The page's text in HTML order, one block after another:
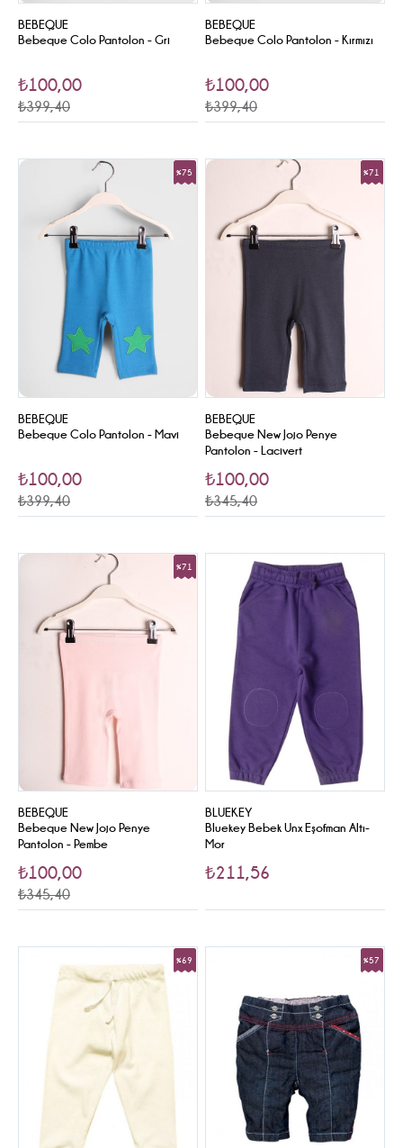
BEBEQUE
Bebeque Colo Pantolon - Gri
₺100,00
₺399,40
BEBEQUE
Bebeque Colo Pantolon - Kırmızı
₺100,00
₺399,40
BEBEQUE
Bebeque Colo Pantolon - Mavi
₺100,00
₺399,40
%75
BEBEQUE
Bebeque New Jojo Penye
Pantolon - Lacivert
₺100,00
₺345,40
%71
BEBEQUE
Bebeque New Jojo Penye
Pantolon - Pembe
₺100,00
₺345,40
%71
BLUEKEY
Bluekey Bebek Unx Eşofman Altı-
Mor
₺211,56
%69 %57